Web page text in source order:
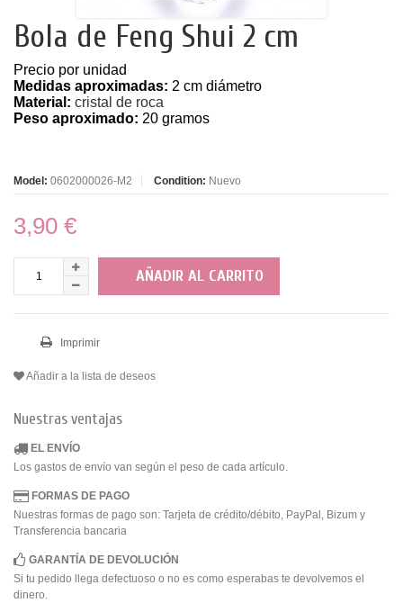
Bola de Feng Shui 2 cm
Precio por unidad
Medidas aproximadas: 2 cm diámetro
Material: cristal de roca
Peso aproximado: 20 gramos
Model: 0602000026-M2 Condition: Nuevo
3,90 €
AÑADIR AL CARRITO
Imprimir
Añadir a la lista de deseos
Nuestras ventajas
EL ENVÍO
Los gastos de envío van según el peso de cada artículo.
FORMAS DE PAGO
Nuestras formas de pago son: Tarjeta de crédito/débito, PayPal, Bizum y
Transferencia bancaria
GARANTÍA DE DEVOLUCIÓN
Si tu pedido llega defectuoso o no es como esperabas te devolvemos el
dinero.